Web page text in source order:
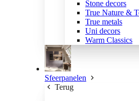
Stone decors
True Nature &
True metals
Uni decors
Warm Classics
Sfeerpanelen
Terug